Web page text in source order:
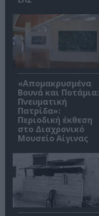
«Απομακρυσμένα
Βουνά και Ποτάμια:
Πνευματική
Πατρίδα»:
Περιοδική έκθεση
στο Διαχρονικό
Μουσείο Αίγινας